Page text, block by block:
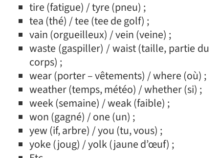
tire (fatigue) / tyre (pneu) ;
tea (thé) / tee (tee de golf) ;
vain (orgueilleux) / vein (veine) ;
waste (gaspiller) / waist (taille, partie du
corps) ;
wear (porter – vêtements) / where (où) ;
weather (temps, météo) / whether (si) ;
week (semaine) / weak (faible) ;
won (gagné) / one (un) ;
yew (if, arbre) / you (tu, vous) ;
yoke (joug) / yolk (jaune d’œuf) ;